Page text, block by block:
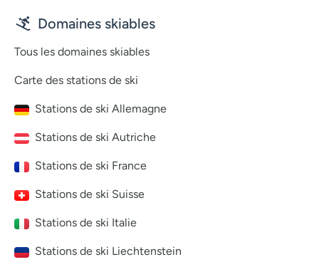
Domaines skiables
Tous les domaines skiables
Carte des stations de ski
Stations de ski Allemagne
Stations de ski Autriche
Stations de ski France
Stations de ski Suisse
Stations de ski Italie
Stations de ski Liechtenstein